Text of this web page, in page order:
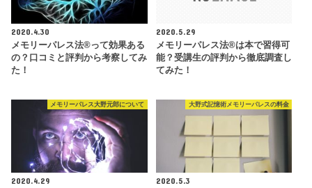
2020.4.30
メモリーパレス法®︎って効果ある
の？口コミと評判から考察してみ
た！
2020.5.29
メモリーパレス法®︎は本で習得可
能？受講生の評判から徹底調査し
てみた！
メモリーパレス大野元郎について
2020.4.29
大野式記憶術メモリーパレスの料金
2020.5.3